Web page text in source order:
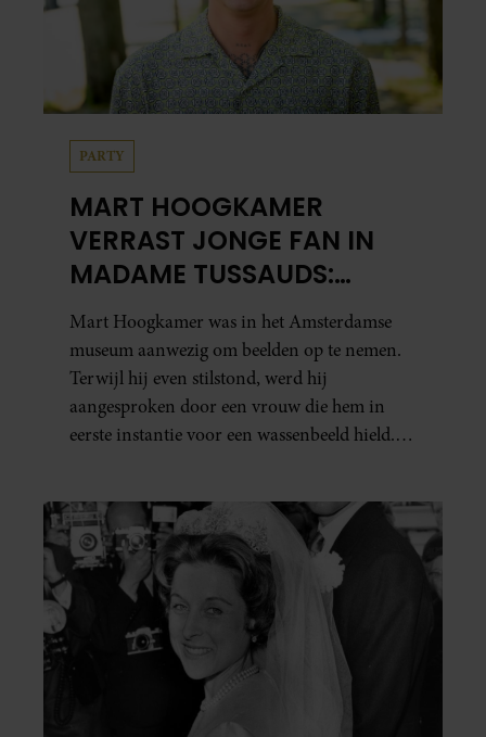
PARTY
MART HOOGKAMER
VERRAST JONGE FAN IN
MADAME TUSSAUDS:
ONTROEREND MOMENT
EINDIGT IN TRANEN
Mart Hoogkamer was in het Amsterdamse
museum aanwezig om beelden op te nemen.
Terwijl hij even stilstond, werd hij
aangesproken door een vrouw die hem in
eerste instantie voor een wassenbeeld hield.
staan. Haar zoontje was namelijk…